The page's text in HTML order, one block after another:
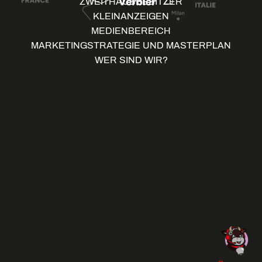
KLEINANZEIGEN
MEDIENBEREICH
MARKETINGSTRATEGIE UND MASTERPLAN
WER SIND WIR?